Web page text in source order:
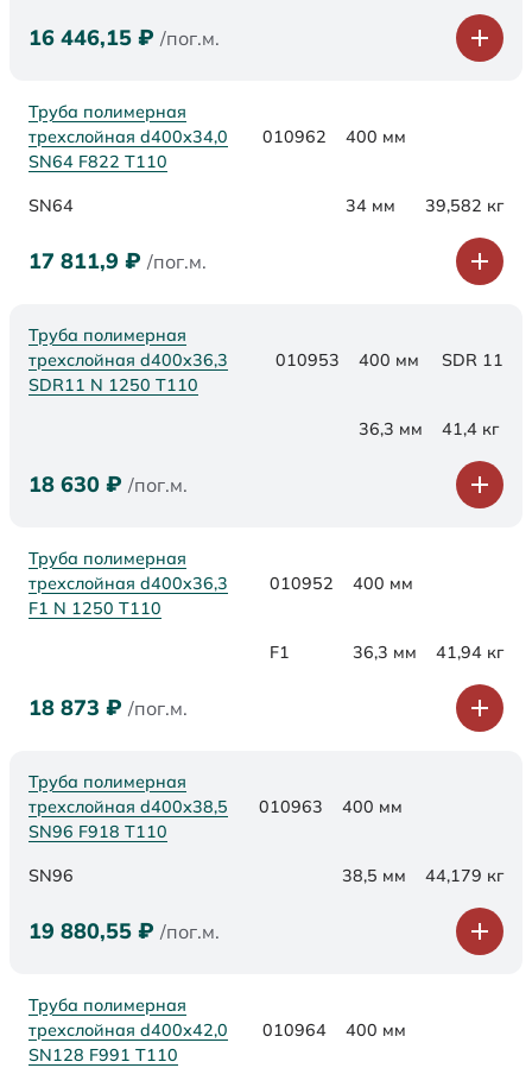
16 446,15 ₽ /пог.м.
Труба полимерная
трехслойная d400х34,0
SN64 F822 Т110
010962 400 мм
SN64 34 мм 39,582 кг
17 811,9 ₽ /пог.м.
Труба полимерная
трехслойная d400x36,3
SDR11 N 1250 Т110
010953 400 мм SDR 11
36,3 мм 41,4 кг
18 630 ₽ /пог.м.
Труба полимерная
трехслойная d400x36,3
F1 N 1250 Т110
010952 400 мм
F1 36,3 мм 41,94 кг
18 873 ₽ /пог.м.
Труба полимерная
трехслойная d400х38,5
SN96 F918 Т110
010963 400 мм
SN96 38,5 мм 44,179 кг
19 880,55 ₽ /пог.м.
Труба полимерная
трехслойная d400х42,0
SN128 F991 Т110
010964 400 мм